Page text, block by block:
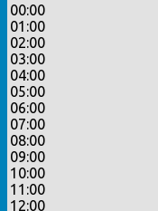
00:00
01:00
02:00
03:00
04:00
05:00
06:00
07:00
08:00
09:00
10:00
11:00
12:00